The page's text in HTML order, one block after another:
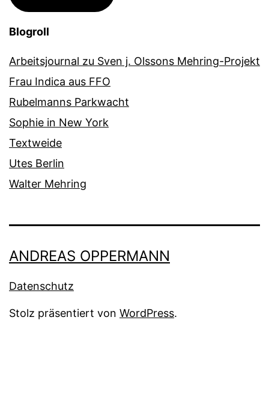
Blogroll
Arbeitsjournal zu Sven j. Olssons Mehring-Projekt
Frau Indica aus FFO
Rubelmanns Parkwacht
Sophie in New York
Textweide
Utes Berlin
Walter Mehring
ANDREAS OPPERMANN
Datenschutz
Stolz präsentiert von WordPress.